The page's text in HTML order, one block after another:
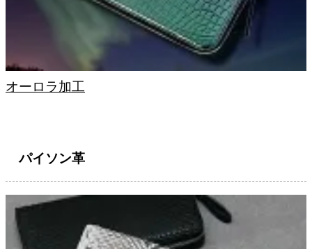
オーロラ加工
パイソン革